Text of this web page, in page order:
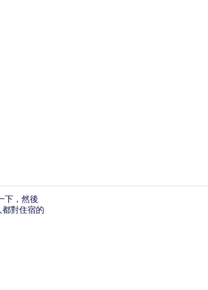
下，然後
對住宿的